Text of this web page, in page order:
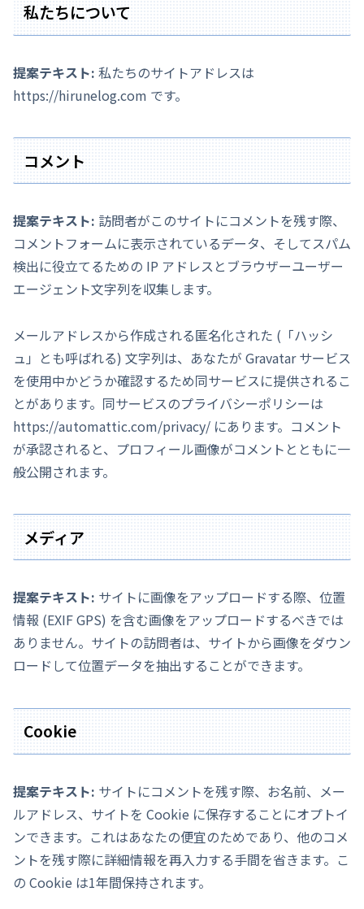
私たちについて
提案テキスト: 私たちのサイトアドレスは
https://hirunelog.com です。
コメント
提案テキスト: 訪問者がこのサイトにコメントを残す際、
コメントフォームに表示されているデータ、そしてスパム
検出に役立てるための IP アドレスとブラウザーユーザー
エージェント文字列を収集します。
メールアドレスから作成される匿名化された (「ハッシ
ュ」とも呼ばれる) 文字列は、あなたが Gravatar サービス
を使用中かどうか確認するため同サービスに提供されるこ
とがあります。同サービスのプライバシーポリシーは
https://automattic.com/privacy/ にあります。コメント
が承認されると、プロフィール画像がコメントとともに一
般公開されます。
メディア
提案テキスト: サイトに画像をアップロードする際、位置
情報 (EXIF GPS) を含む画像をアップロードするべきでは
ありません。サイトの訪問者は、サイトから画像をダウン
ロードして位置データを抽出することができます。
Cookie
提案テキスト: サイトにコメントを残す際、お名前、メー
ルアドレス、サイトを Cookie に保存することにオプトイ
ンできます。これはあなたの便宜のためであり、他のコメ
ントを残す際に詳細情報を再入力する手間を省きます。こ
の Cookie は1年間保持されます。